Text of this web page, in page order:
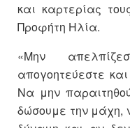
και καρτερίας
Προφήτη Ηλία.
«Μην
απογοητεύεστε
Να μην
δώσουμε την μάχη,